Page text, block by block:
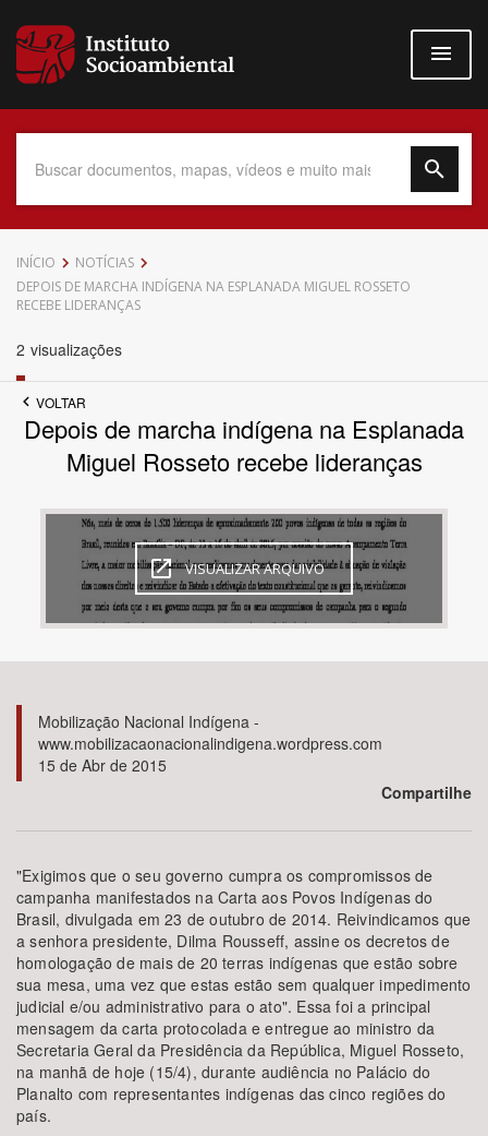
para
conteúdo
Data do Documento
Povo Indígena
Bioma / Bacia
Área de Levantamento
Área Protegida
INÍCIO
NOTÍCIAS
DEPOIS DE MARCHA INDÍGENA NA ESPLANADA MIGUEL ROSSETO
RECEBE LIDERANÇAS
2 visualizações
VOLTAR
Depois de marcha indígena na Esplanada
Miguel Rosseto recebe lideranças
VISUALIZAR ARQUIVO
Mobilização Nacional Indígena -
www.mobilizacaonacionalindigena.wordpress.com
15 de Abr de 2015
Compartilhe
"Exigimos que o seu governo cumpra os compromissos de
campanha manifestados na Carta aos Povos Indígenas do
Brasil, divulgada em 23 de outubro de 2014. Reivindicamos que
a senhora presidente, Dilma Rousseff, assine os decretos de
homologação de mais de 20 terras indígenas que estão sobre
sua mesa, uma vez que estas estão sem qualquer impedimento
judicial e/ou administrativo para o ato". Essa foi a principal
mensagem da carta protocolada e entregue ao ministro da
Secretaria Geral da Presidência da República, Miguel Rosseto,
na manhã de hoje (15/4), durante audiência no Palácio do
Planalto com representantes indígenas das cinco regiões do
país.